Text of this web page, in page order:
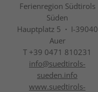
Ferienregion Südtirols
Süden
Hauptplatz 5 · I-39040
Auer
T +39 0471 810231
info@suedtirols-
sueden.info
www.suedtirols-